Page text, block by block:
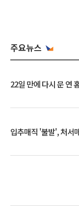
주요뉴스
22일 만에 다시 문 연
입추매직 '불발', 처서